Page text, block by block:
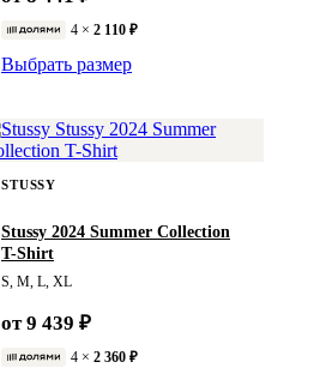
4 × 2 110 ₽
Выбрать размер
STUSSY
Stussy 2024 Summer Collection
T-Shirt
S, M, L, XL
от 9 439 ₽
4 × 2 360 ₽